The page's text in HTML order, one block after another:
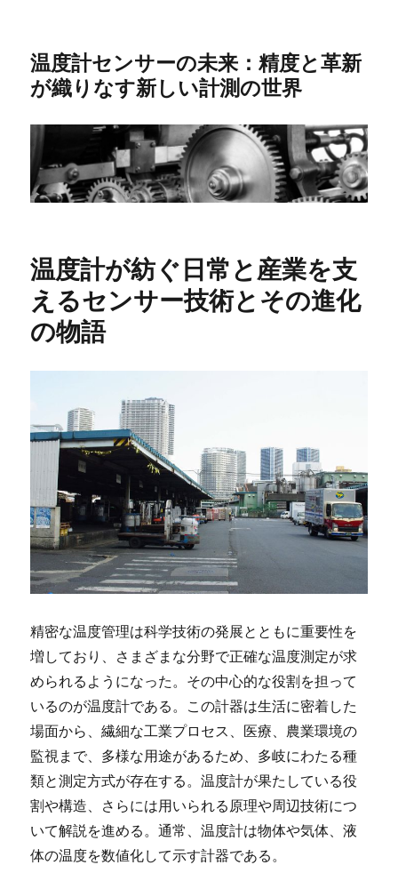
温度計センサーの未来：精度と革新
が織りなす新しい計測の世界
温度計が紡ぐ日常と産業を支
えるセンサー技術とその進化
の物語
精密な温度管理は科学技術の発展とともに重要性を
増しており、さまざまな分野で正確な温度測定が求
められるようになった。 その中心的な役割を担って
いるのが温度計である。この計器は生活に密着した
場面から、繊細な工業プロセス、医療、農業環境の
監視まで、多様な用途があるため、多岐にわたる種
類と測定方式が存在する。温度計が果たしている役
割や構造、さらには用いられる原理や周辺技術につ
いて解説を進める。通常、温度計は物体や気体、液
体の温度を数値化して示す計器である。